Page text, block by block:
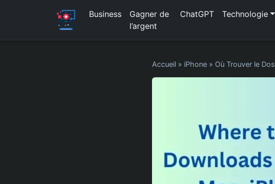
Business
Gagner de
l’argent
ChatGPT Technologie
Accueil » iPhone » Où Trouver le